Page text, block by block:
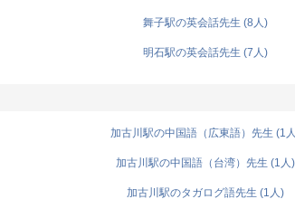
舞子駅の英会話先生 (8人)
明石駅の英会話先生 (7人)
加古川駅の中国語（広東語）先生 (1
加古川駅の中国語（台湾）先生 (1人)
加古川駅のタガログ語先生 (1人)